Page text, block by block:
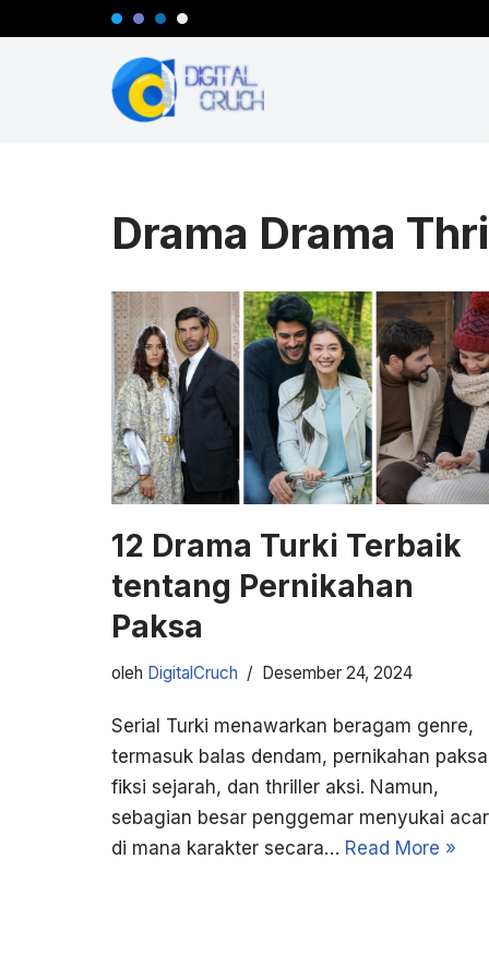
Drama Drama
12 Drama Turki Terbaik
tentang Pernikahan
Paksa
oleh DigitalCruch Desember 24, 2024
Serial Turki menawarkan beragam genre,
termasuk balas dendam, pernikahan
fiksi sejarah, dan thriller aksi. Namun,
sebagian besar penggemar menyukai
di mana karakter secara… Read More »